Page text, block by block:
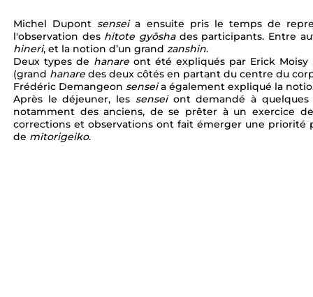
Michel Dupont sensei a ensuite pris le temps de
l'observation des hitote gyôsha des participants. Entre
hineri, et la notion d’un grand zanshin.
Deux types de hanare ont été expliqués par Erick Moisy
(grand hanare des deux côtés en partant du centre du
Frédéric Demangeon sensei a également expliqué la
Après le déjeuner, les sensei ont demandé à
notamment des anciens, de se prêter à un exercice
corrections et observations ont fait émerger une priorité
de mitorigeiko.